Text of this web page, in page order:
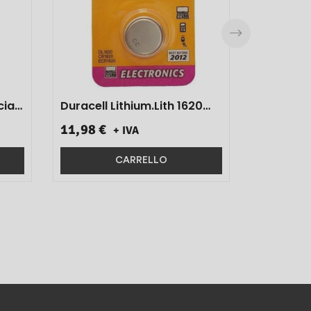
Duracell Lithium.lith 1620
11,98 € + IVA
CARRELLO